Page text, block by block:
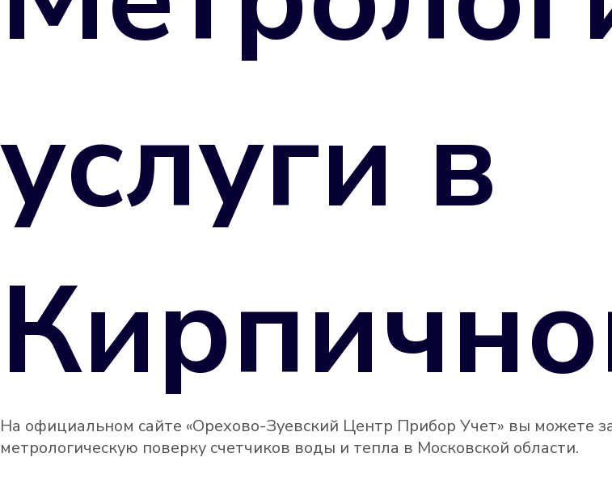
услуги в
На официальном сайте «Орехово-Зуевский Центр Прибор Учет» вы можете
метрологическую поверку счетчиков воды и тепла в Московской области.